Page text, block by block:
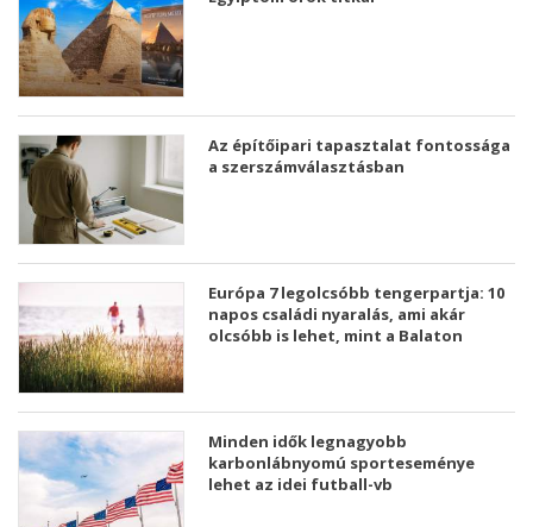
Az építőipari tapasztalat fontossága
a szerszámválasztásban
Európa 7 legolcsóbb tengerpartja: 10
napos családi nyaralás, ami akár
olcsóbb is lehet, mint a Balaton
Minden idők legnagyobb
karbonlábnyomú sporteseménye
lehet az idei futball-vb